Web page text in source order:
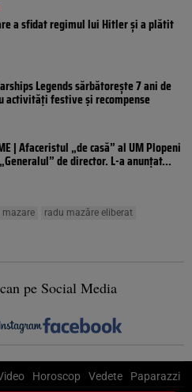
a sfidat regimul lui Hitler și a plătit
Legends sărbătorește 7 ani de
activități festive și recompense
| Afaceristul „de casă” al UM Plopeni
de director. L-a anunțat...
mazare
radu mazăre eliberat
pe Social Media
Horoscop Vedete Paparazzi